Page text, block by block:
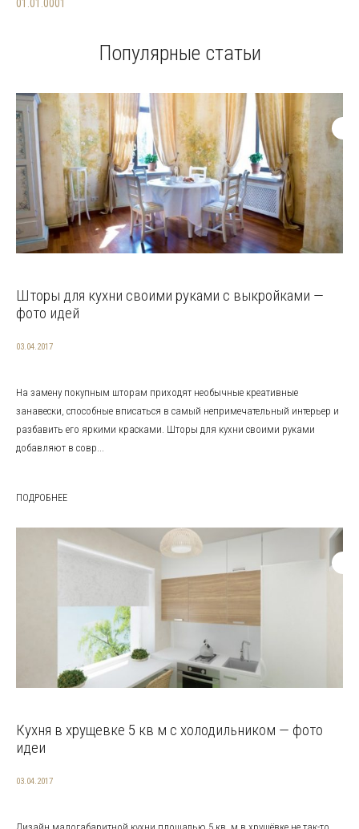
01.01.0001
Популярные статьи
Шторы для кухни своими руками с выкройками —
фото идей
03.04.2017
На замену покупным шторам приходят необычные креативные
занавески, способные вписаться в самый непримечательный интерьер и
разбавить его яркими красками. Шторы для кухни своими руками
добавляют в совр...
ПОДРОБНЕЕ
Кухня в хрущевке 5 кв м с холодильником — фото
идеи
03.04.2017